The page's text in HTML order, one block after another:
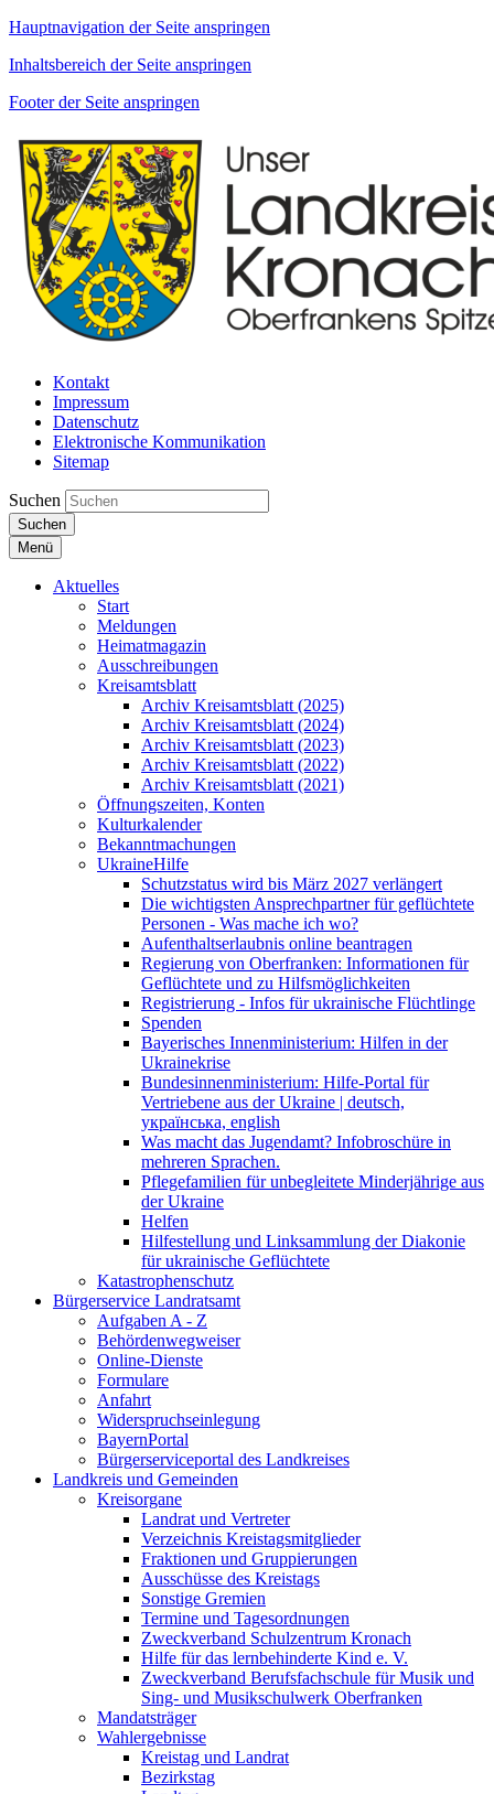
Hauptnavigation der Seite anspringen
Inhaltsbereich der Seite anspringen
Footer der Seite anspringen
Kontakt
Impressum
Datenschutz
Elektronische Kommunikation
Sitemap
Suchen
Suchen
Menü
Aktuelles
Start
Meldungen
Heimatmagazin
Ausschreibungen
Kreisamtsblatt
Archiv Kreisamtsblatt (2025)
Archiv Kreisamtsblatt (2024)
Archiv Kreisamtsblatt (2023)
Archiv Kreisamtsblatt (2022)
Archiv Kreisamtsblatt (2021)
Öffnungszeiten, Konten
Kulturkalender
Bekanntmachungen
UkraineHilfe
Schutzstatus wird bis März 2027 verlängert
Die wichtigsten Ansprechpartner für geflüchtete
Personen - Was mache ich wo?
Aufenthaltserlaubnis online beantragen
Regierung von Oberfranken: Informationen für
Geflüchtete und zu Hilfsmöglichkeiten
Registrierung - Infos für ukrainische Flüchtlinge
Spenden
Bayerisches Innenministerium: Hilfen in der
Ukrainekrise
Bundesinnenministerium: Hilfe-Portal für
Vertriebene aus der Ukraine | deutsch,
українська, english
Was macht das Jugendamt? Infobroschüre in
mehreren Sprachen.
Pflegefamilien für unbegleitete Minderjährige aus
der Ukraine
Helfen
Hilfestellung und Linksammlung der Diakonie
für ukrainische Geflüchtete
Katastrophenschutz
Bürgerservice Landratsamt
Aufgaben A - Z
Behördenwegweiser
Online-Dienste
Formulare
Anfahrt
Widerspruchseinlegung
BayernPortal
Bürgerserviceportal des Landkreises
Landkreis und Gemeinden
Kreisorgane
Landrat und Vertreter
Verzeichnis Kreistagsmitglieder
Fraktionen und Gruppierungen
Ausschüsse des Kreistags
Sonstige Gremien
Termine und Tagesordnungen
Zweckverband Schulzentrum Kronach
Hilfe für das lernbehinderte Kind e. V.
Zweckverband Berufsfachschule für Musik und
Sing- und Musikschulwerk Oberfranken
Mandatsträger
Wahlergebnisse
Kreistag und Landrat
Bezirkstag